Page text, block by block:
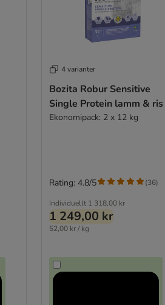
4 varianter
Bozita Robur Sensitive
Single Protein lamm & ris
Ekonomipack: 2 x 12 kg
Individuellt 1 318,00 kr
1 249,00 kr
52,00 kr / kg
Rating: 4.8/5 (36)